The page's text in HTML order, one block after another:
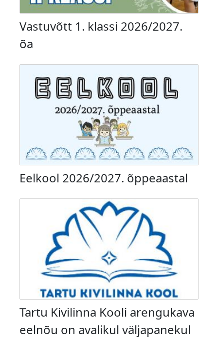
Vastuvõtt 1. klassi 2026/2027.
õa
Eelkool 2026/2027. õppeaastal
Tartu Kivilinna Kooli arengukava
eelnõu on avalikul väljapanekul